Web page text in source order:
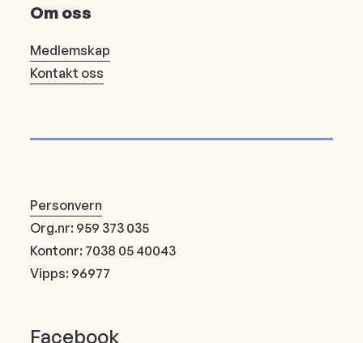
Om oss
Medlemskap
Kontakt oss
Personvern
Org.nr: 959 373 035
Kontonr: 7038 05 40043
Vipps: 96977
Facebook